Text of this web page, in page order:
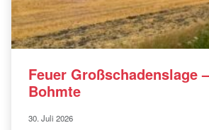
Feuer Großschadenslage
Bohmte
30. Juli 2026